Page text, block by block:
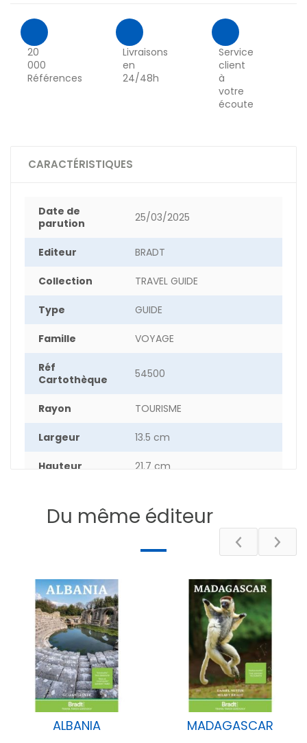
20
000
Références
Livraisons
en
24/48h
Service
client
à
votre
écoute
CARACTÉRISTIQUES
Date de
parution
25/03/2025
Editeur BRADT
Collection TRAVEL GUIDE
Type GUIDE
Famille VOYAGE
Réf
Cartothèque
54500
Rayon TOURISME
Largeur 13.5 cm
Hauteur 21.7 cm
Poids 40 g
MALTE
Auteur
Nombre de
pages
Du même éditeur
ALBANIA MADAGASCAR